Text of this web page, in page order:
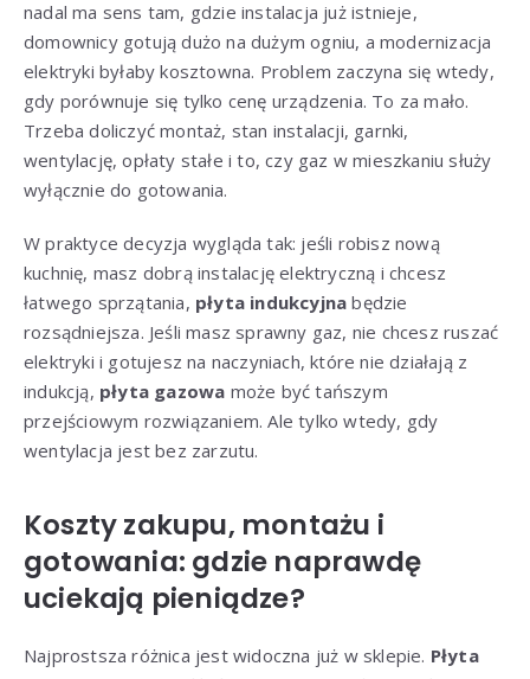
nadal ma sens tam, gdzie instalacja już istnieje,
domownicy gotują dużo na dużym ogniu, a modernizacja
elektryki byłaby kosztowna. Problem zaczyna się wtedy,
gdy porównuje się tylko cenę urządzenia. To za mało.
Trzeba doliczyć montaż, stan instalacji, garnki,
wentylację, opłaty stałe i to, czy gaz w mieszkaniu służy
wyłącznie do gotowania.
W praktyce decyzja wygląda tak: jeśli robisz nową
kuchnię, masz dobrą instalację elektryczną i chcesz
łatwego sprzątania, płyta indukcyjna będzie
rozsądniejsza. Jeśli masz sprawny gaz, nie chcesz ruszać
elektryki i gotujesz na naczyniach, które nie działają z
indukcją, płyta gazowa może być tańszym
przejściowym rozwiązaniem. Ale tylko wtedy, gdy
wentylacja jest bez zarzutu.
Koszty zakupu, montażu i
gotowania: gdzie naprawdę
uciekają pieniądze?
Najprostsza różnica jest widoczna już w sklepie. Płyta